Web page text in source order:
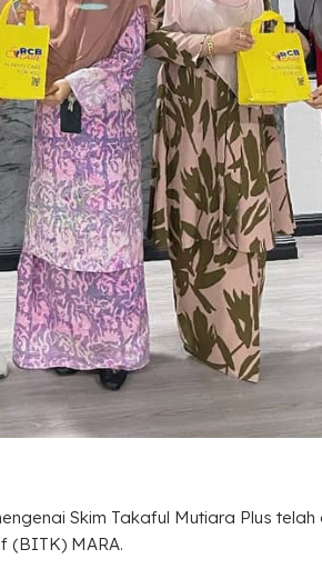
Skim Takaful Mutiara Plus
(BITK) MARA.